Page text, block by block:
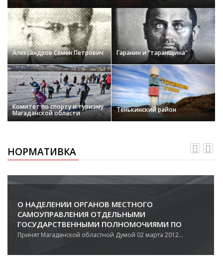
Александров Семен Петрович Гаранин и "таранщина"
Комитет по спорту и туризму
Магаданской области Тенькинский район
НОРМАТИВКА
О НАДЕЛЕНИИ ОРГАНОВ МЕСТНОГО
САМОУПРАВЛЕНИЯ ОТДЕЛЬНЫМИ
ГОСУДАРСТВЕННЫМИ ПОЛНОМОЧИЯМИ ПО
ОБЕСПЕЧЕНИЮ ЖИЛЫМИ ПОМЕЩЕНИЯМИ
(СЛУЖБЫ), И ПРИРАВНЕННЫХ К НИМ ЛИЦ
Принят Магаданской областной Думой 02 марта 2012...